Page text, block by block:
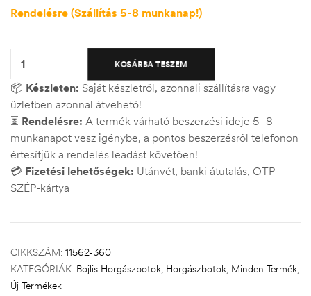
Rendelésre (Szállítás 5-8 munkanap!)
KOSÁRBA TESZEM
📦 Készleten: Saját készletről, azonnali szállításra vagy
üzletben azonnal átvehető!
⏳ Rendelésre: A termék várható beszerzési ideje 5–8
munkanapot vesz igénybe, a pontos beszerzésről telefonon
értesítjük a rendelés leadást követően!
💳 Fizetési lehetőségek: Utánvét, banki átutalás, OTP
SZÉP-kártya
CIKKSZÁM: 11562-360
KATEGÓRIÁK: Bojlis Horgászbotok, Horgászbotok, Minden Termék,
Új Termékek